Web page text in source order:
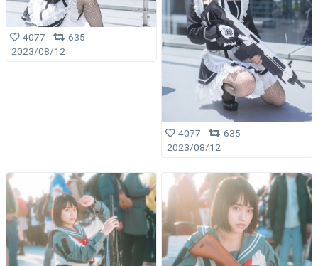
4077
635
2023/08/12
4077
635
2023/08/12